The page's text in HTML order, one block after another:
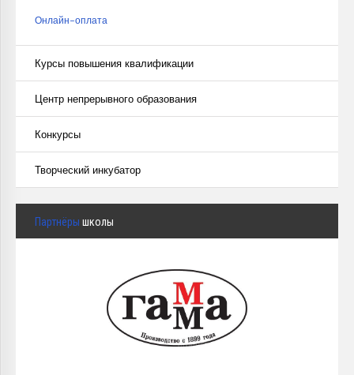
Онлайн-оплата
Курсы повышения квалификации
Центр непрерывного образования
Конкурсы
Творческий инкубатор
Партнёры школы